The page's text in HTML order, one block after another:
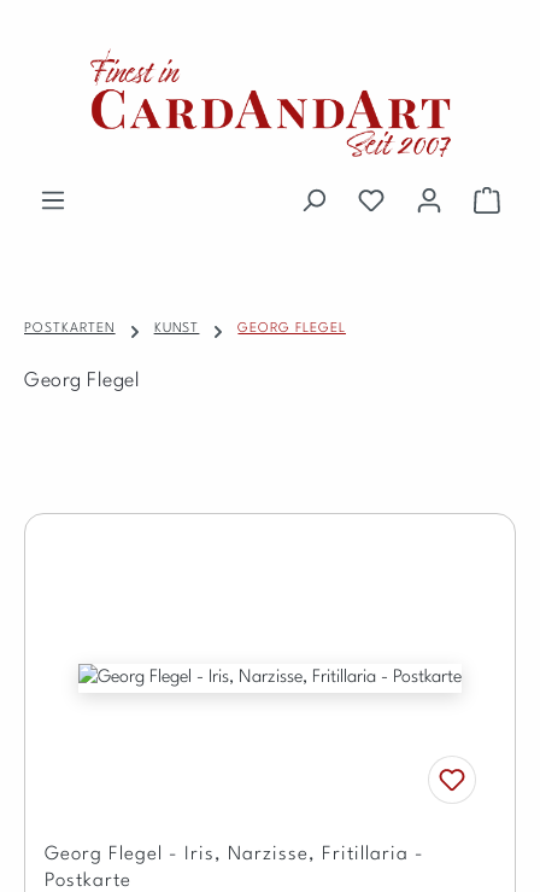
Du hast 0 Produkte
POSTKARTEN KUNST GEORG FLEGEL
Georg Flegel
Georg Flegel - Iris, Narzisse, Fritillaria -
Postkarte